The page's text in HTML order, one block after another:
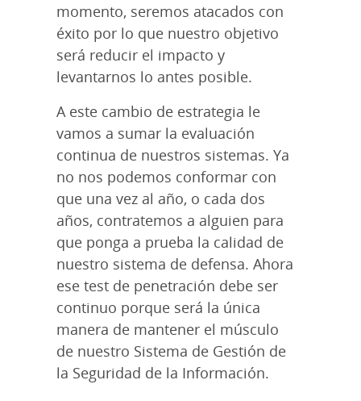
momento, seremos atacados con
éxito por lo que nuestro objetivo
será reducir el impacto y
levantarnos lo antes posible.
A este cambio de estrategia le
vamos a sumar la evaluación
continua de nuestros sistemas. Ya
no nos podemos conformar con
que una vez al año, o cada dos
años, contratemos a alguien para
que ponga a prueba la calidad de
nuestro sistema de defensa. Ahora
ese test de penetración debe ser
continuo porque será la única
manera de mantener el músculo
de nuestro Sistema de Gestión de
la Seguridad de la Información.